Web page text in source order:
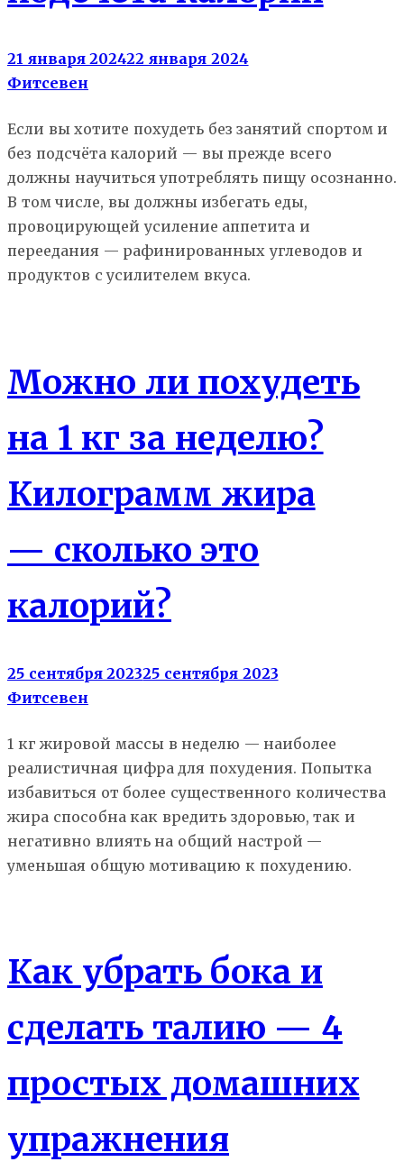
21 января 202422 января 2024
Фитсевен
Если вы хотите похудеть без занятий спортом и
без подсчёта калорий — вы прежде всего
должны научиться употреблять пищу осознанно.
В том числе, вы должны избегать еды,
провоцирующей усиление аппетита и
переедания — рафинированных углеводов и
продуктов с усилителем вкуса.
Можно ли похудеть
на 1 кг за неделю?
Килограмм жира
— сколько это
калорий?
25 сентября 202325 сентября 2023
Фитсевен
1 кг жировой массы в неделю — наиболее
реалистичная цифра для похудения. Попытка
избавиться от более существенного количества
жира способна как вредить здоровью, так и
негативно влиять на общий настрой —
уменьшая общую мотивацию к похудению.
Как убрать бока и
сделать талию — 4
простых домашних
упражнения